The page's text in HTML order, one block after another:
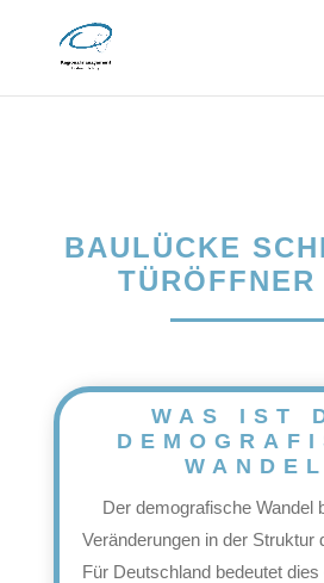
BAULÜCKE
ÜRÖFFNER
WAS IST
Der demografische Wandel
Veränderungen in der Struktur
Für Deutschland bedeutet